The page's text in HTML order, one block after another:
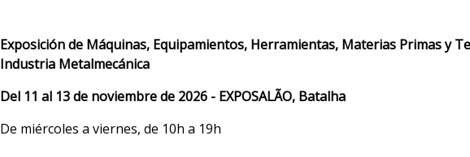
Exposición de Máquinas, Equipamientos, Herramientas, Materias Primas y
Industria Metalmecánica
Del 11 al 13 de noviembre de 2026 - EXPOSALÃO, Batalha
De miércoles a viernes, de 10h a 19h